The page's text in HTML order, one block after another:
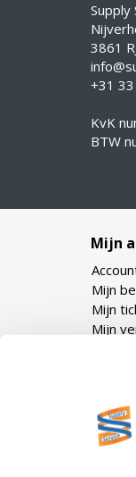
Supply
3861
+31
KvK
BTW
Mijn
Mijn
Mijn
Mijn